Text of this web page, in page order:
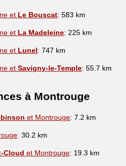
et Le Bouscat: 583 km
et La Madeleine: 225 km
et Lunel: 747 km
etSavigny-le-Temple: 55.7 km
à Montrouge
et Montrouge: 7.2 km
: 30.2 km
Cloud et Montrouge: 19.3 km